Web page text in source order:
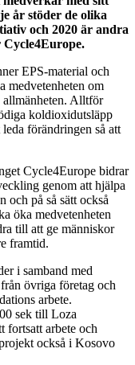
år stöder de olika
och 2020 är andra
Cycle4Europe.
EPS-material och
medvetenheten om
allmänheten. Alltför
koldioxidutsläpp
förändringen så att
Cycle4Europe bidrar
genom att hjälpa
och på så sätt också
öka medvetenheten
till att ge människor
framtid.
i samband med
övriga företag och
arbete.
sek till Loza
fortsatt arbete och
också i Kosovo